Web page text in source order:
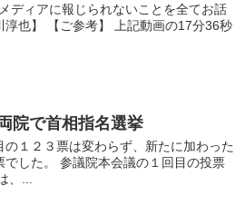
ィアに報じられないことを全てお話
】 【ご参考】 上記動画の17分36秒
院で首相指名選挙
１２３票は変わらず、新たに加わった
した。 参議院本会議の１回目の投票
、...